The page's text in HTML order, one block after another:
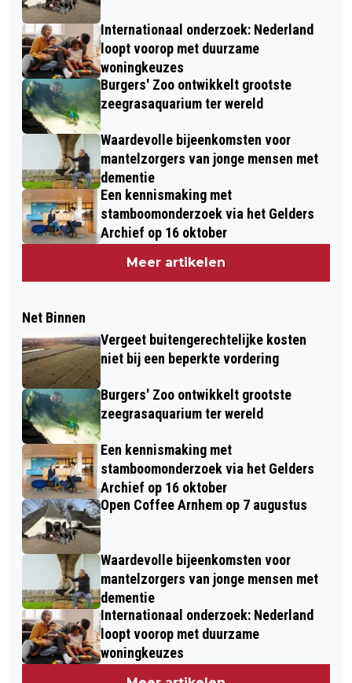
Internationaal onderzoek: Nederland
loopt voorop met duurzame
woningkeuzes
Burgers' Zoo ontwikkelt grootste
zeegrasaquarium ter wereld
Waardevolle bijeenkomsten voor
mantelzorgers van jonge mensen met
dementie
Een kennismaking met
stamboomonderzoek via het Gelders
Archief op 16 oktober
Meer artikelen
Net Binnen
Vergeet buitengerechtelijke kosten
niet bij een beperkte vordering
Burgers' Zoo ontwikkelt grootste
zeegrasaquarium ter wereld
Een kennismaking met
stamboomonderzoek via het Gelders
Archief op 16 oktober
Open Coffee Arnhem op 7 augustus
Waardevolle bijeenkomsten voor
mantelzorgers van jonge mensen met
dementie
Internationaal onderzoek: Nederland
loopt voorop met duurzame
woningkeuzes